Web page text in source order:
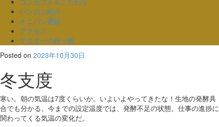
パンのご紹介
オニパン通販
アクセス
マスターの折々帳
Posted on 2023年10月30日
冬支度
寒い。朝の気温は7度くらいか。いよいよやってきたな！生地の発酵具
合でも分かる。今までの設定温度では、発酵不足の状態。仕事の進捗に
関わってくる気温の変化だ。